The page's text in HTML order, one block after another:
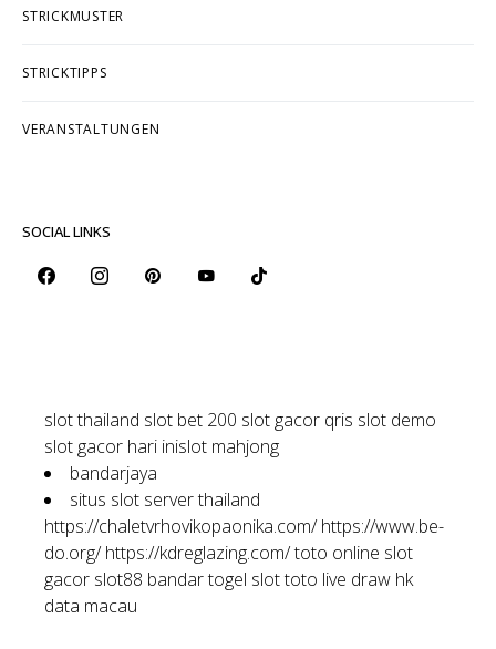
STRICKMUSTER
STRICKTIPPS
VERANSTALTUNGEN
SOCIAL LINKS
slot thailand slot bet 200 slot gacor qris slot demo
slot gacor hari inislot mahjong
bandarjaya
situs slot server thailand
https://chaletvrhovikopaonika.com/ https://www.be-
do.org/ https://kdreglazing.com/toto online slot
gacor slot88 bandar togel slot toto live draw hk
data macau